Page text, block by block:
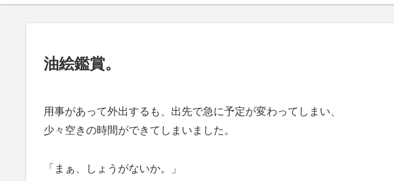
油絵鑑賞。
用事があって外出するも、出先で急に予定が変わってしまい、
少々空きの時間ができてしまいました。
「まぁ、しょうがないか。」